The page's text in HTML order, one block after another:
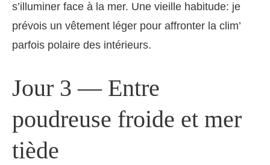
s’illuminer face à la mer. Une vieille habitude: je
prévois un vêtement léger pour affronter la clim’
parfois polaire des intérieurs.
Jour 3 — Entre
poudreuse froide et mer
tiède